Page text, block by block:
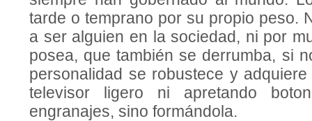
tarde o temprano por su propio peso.
a ser alguien en la sociedad, ni por
posea, que también se derrum­ba, si
personalidad se robustece y
televisor ligero ni apretando
engrana­jes, sino formándola.